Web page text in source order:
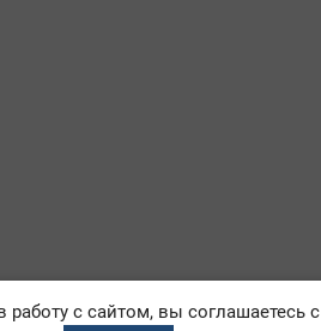
с сайтом, вы соглашаетесь с